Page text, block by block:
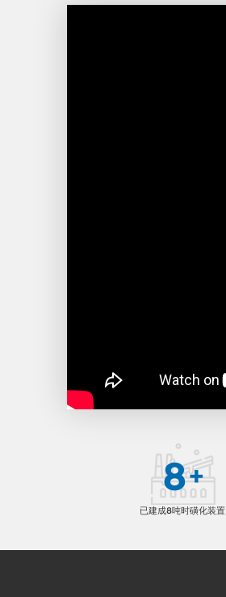
8+
已建成8吨时磺化装置